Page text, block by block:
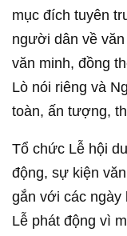
mục đích tuyên
người dân về
văn minh, đồng
Lò nói riêng và
toàn, ấn tượng,
Tổ chức Lễ hội
động, sự kiện
gắn với các ngày
Lễ phát động vì